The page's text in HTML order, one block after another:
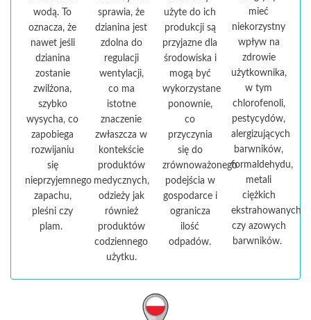
wodą. To
oznacza, że
nawet jeśli
dzianina
zostanie
zwilżona,
szybko
wysycha, co
zapobiega
rozwijaniu
się
nieprzyjemnego
zapachu,
pleśni czy
plam.
sprawia, że
dzianina jest
zdolna do
regulacji
wentylacji,
co ma
istotne
znaczenie
zwłaszcza w
kontekście
produktów
medycznych,
odzieży jak
również
produktów
codziennego
użytku.
użyte do ich
produkcji są
przyjazne dla
środowiska i
mogą być
wykorzystane
ponownie,
co
przyczynia
się do
zrównoważonego
podejścia w
gospodarce i
ogranicza
ilość
odpadów.
mieć
niekorzystny
wpływ na
zdrowie
użytkownika,
w tym
chlorofenoli,
pestycydów,
alergizujących
barwników,
formaldehydu,
metali
ciężkich
ekstrahowanych
czy azowych
barwników.